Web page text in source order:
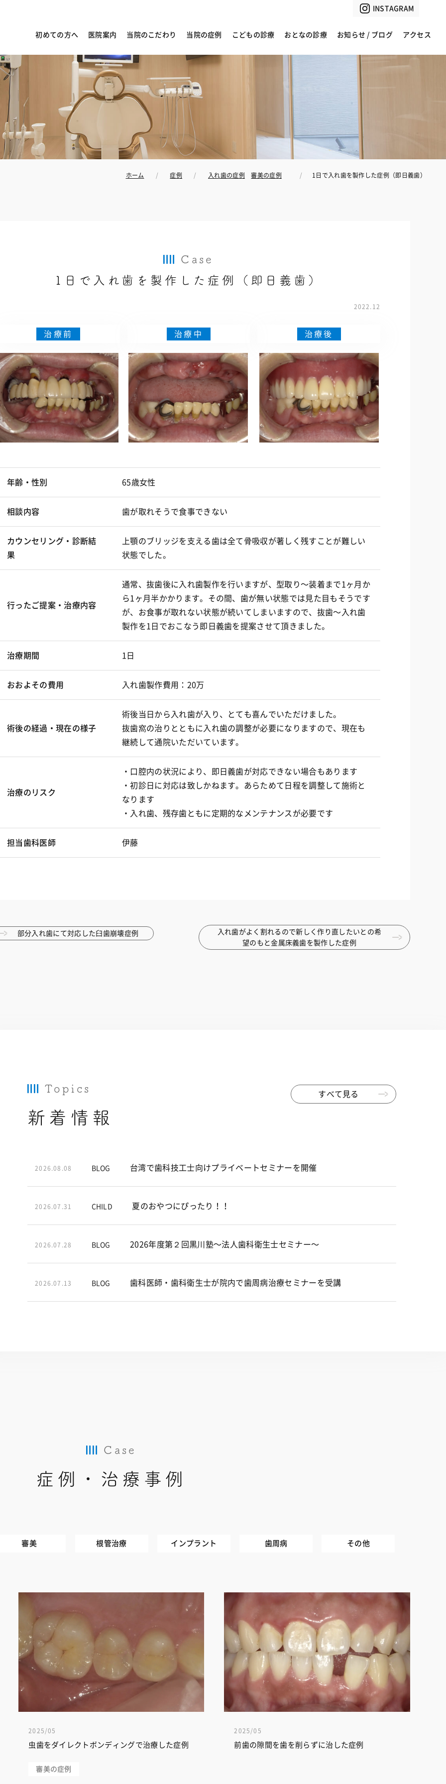
初めての方へ 医院案内 当院のこだわり 当院の症例 こどもの診療 おとなの診療 お知らせ / ブログ アクセス
INSTAGRAM
ホーム 症例 入れ歯の症例 審美の症例 1日で入れ歯を製作した症例（即日義歯）
Case
1日で入れ歯を製作した症例（即日義歯）
2022.12
治療前 治療中 治療後
年齢・性別 65歳女性
相談内容 歯が取れそうで食事できない
カウンセリング・診断結
果
上顎のブリッジを支える歯は全て骨吸収が著しく残すことが難しい
状態でした。
行ったご提案・治療内容
通常、抜歯後に入れ歯製作を行いますが、型取り〜装着まで1ヶ月か
ら1ヶ月半かかります。その間、歯が無い状態では見た目もそうです
が、お食事が取れない状態が続いてしまいますので、抜歯〜入れ歯
製作を1日でおこなう即日義歯を提案させて頂きました。
治療期間 1日
おおよその費用 入れ歯製作費用：20万
術後の経過・現在の様子
術後当日から入れ歯が入り、とても喜んでいただけました。
抜歯窩の治りとともに入れ歯の調整が必要になりますので、現在も
継続して通院いただいています。
治療のリスク
・口腔内の状況により、即日義歯が対応できない場合もあります
・初診日に対応は致しかねます。あらためて日程を調整して施術と
なります
・入れ歯、残存歯ともに定期的なメンテナンスが必要です
担当歯科医師 伊藤
部分入れ歯にて対応した臼歯崩壊症例
入れ歯がよく割れるので新しく作り直したいとの希
望のもと金属床義歯を製作した症例
Topics
新着情報
2026.08.08 BLOG 台湾で歯科技工士向けプライベートセミナーを開催
2026.07.31 CHILD 夏のおやつにぴったり！！
2026.07.28 BLOG 2026年度第２回黒川塾〜法人歯科衛生士セミナー〜
2026.07.13 BLOG 歯科医師・歯科衛生士が院内で歯周病治療セミナーを受講
すべて見る
Case
症例・治療事例
審美 根管治療 インプラント 歯周病 その他
2025/05
虫歯をダイレクトボンディングで治療した症例
審美の症例
2025/05
前歯の隙間を歯を削らずに治した症例